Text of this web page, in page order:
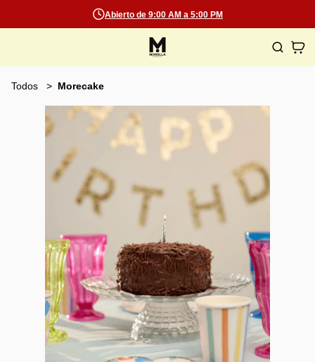
Abierto de 9:00 AM a 5:00 PM
Todos Morecake